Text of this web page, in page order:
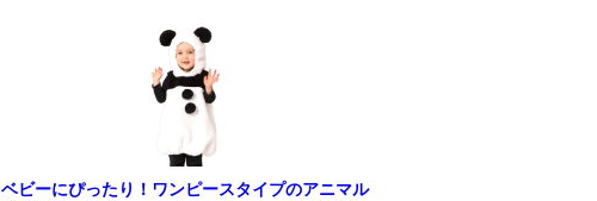
ベビーにぴったり！ワンピースタイプのアニマル